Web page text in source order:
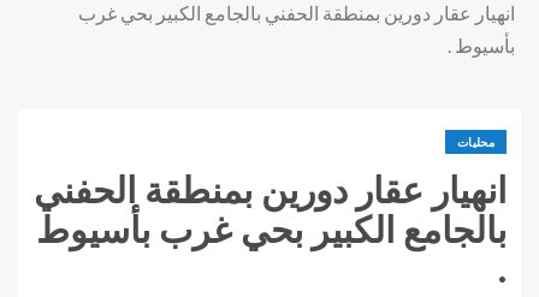
انهيار عقار دورين بمنطقة الحفني بالجامع الكبير بحي غرب
بأسيوط .
محليات
انهيار عقار دورين بمنطقة الحفني
بالجامع الكبير بحي غرب بأسيوط
.